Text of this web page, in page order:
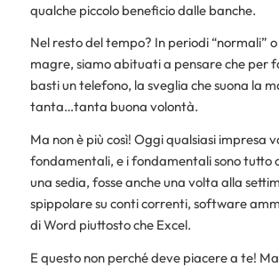
qualche piccolo beneficio dalle banche.
Nel resto del tempo? In periodi “normali”
magre, siamo abituati a pensare che per
basti un telefono, la sveglia che suona la
tanta…tanta buona volontà.
Ma non è più così! Oggi qualsiasi impresa
fondamentali, e i fondamentali sono tutto
una sedia, fosse anche una volta alla
spippolare su conti correnti, software
di Word piuttosto che Excel.
E questo non perché deve piacere a te!